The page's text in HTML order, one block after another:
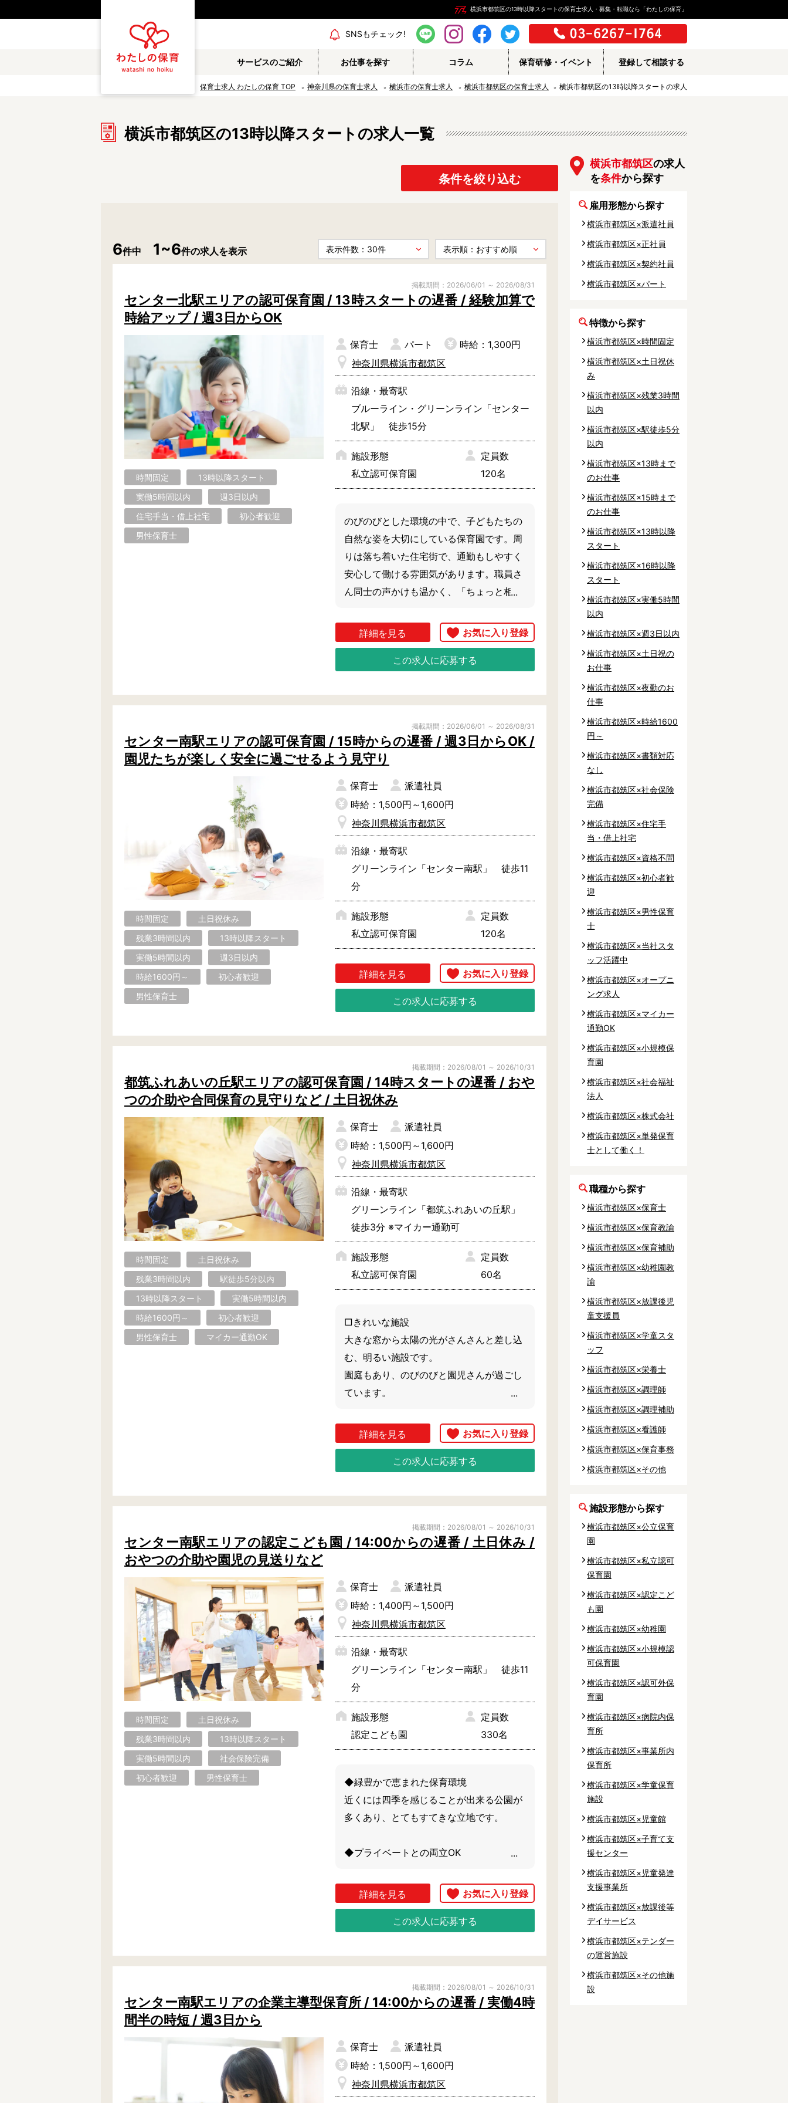
横浜市都筑区の13時以降スタートの保育士求人・募集・転職なら「わたしの保育」
SNSもチェック!
サービスのご紹介 お仕事を探す コラム 保育研修・イベント 登録して相談する
保育士求人 わたしの保育 TOP 神奈川県の保育士求人 横浜市の保育士求人 横浜市都筑区の保育士求人 横浜市都筑区の13時以降スタートの求人
横浜市都筑区の13時以降スタートの求人一覧
条件を絞り込む
6件中 1~6件の求人を表示
掲載期間：2026/06/01 ～ 2026/08/31
センター北駅エリアの認可保育園 / 13時スタートの遅番 / 経験加算で
時給アップ / 週3日からOK
時間固定
13時以降スタート
実働5時間以内
週3日以内
住宅手当・借上社宅
初心者歓迎
男性保育士
保育士 パート
時給：1,300円
神奈川県横浜市都筑区
沿線・最寄駅
ブルーライン・グリーンライン「センター
北駅」 徒歩15分
施設形態
私立認可保育園
定員数
120名
のびのびとした環境の中で、子どもたちの
自然な姿を大切にしている保育園です。周
りは落ち着いた住宅街で、通勤もしやすく
安心して働ける雰囲気があります。職員さ
ん同士の声かけも温かく、「ちょっと相談
力。子どもたちとゆったり関わりながら、
自分のペースでお仕事を続けやすい環境で
詳細を見る
この求人に応募する
掲載期間：2026/06/01 ～ 2026/08/31
センター南駅エリアの認可保育園 / 15時からの遅番 / 週3日からOK /
園児たちが楽しく安全に過ごせるよう見守り
時間固定
土日祝休み
残業3時間以内
13時以降スタート
実働5時間以内
週3日以内
時給1600円～
初心者歓迎
男性保育士
保育士
派遣社員
時給：1,500円～1,600円
神奈川県横浜市都筑区
沿線・最寄駅
グリーンライン「センター南駅」 徒歩11
分
施設形態
私立認可保育園
定員数
120名
詳細を見る
この求人に応募する
掲載期間：2026/08/01 ～ 2026/10/31
都筑ふれあいの丘駅エリアの認可保育園 / 14時スタートの遅番 / おや
つの介助や合同保育の見守りなど / 土日祝休み
時間固定
土日祝休み
残業3時間以内
駅徒歩5分以内
13時以降スタート
実働5時間以内
時給1600円～
初心者歓迎
男性保育士
マイカー通勤OK
保育士
派遣社員
時給：1,500円～1,600円
神奈川県横浜市都筑区
沿線・最寄駅
グリーンライン「都筑ふれあいの丘駅」
徒歩3分 ※マイカー通勤可
施設形態
私立認可保育園
定員数
60名
□きれいな施設
大きな窓から太陽の光がさんさんと差し込
む、明るい施設です。
園庭もあり、のびのびと園児さんが過ごし
ています。
□充実の福利厚生
有給休暇や住宅手当など他の園よりも福利
厚生が整っています。
です。
少しでも気になる方はぜひご相談ください
ませ。
詳細を見る
この求人に応募する
掲載期間：2026/08/01 ～ 2026/10/31
センター南駅エリアの認定こども園 / 14:00からの遅番 / 土日休み /
おやつの介助や園児の見送りなど
時間固定
土日祝休み
残業3時間以内
13時以降スタート
実働5時間以内
社会保険完備
初心者歓迎
男性保育士
保育士
派遣社員
時給：1,400円～1,500円
神奈川県横浜市都筑区
沿線・最寄駅
グリーンライン「センター南駅」 徒歩11
分
施設形態
認定こども園
定員数
330名
◆緑豊かで恵まれた保育環境
近くには四季を感じることが出来る公園が
多くあり、とてもすてきな立地です。
◆プライベートとの両立OK
多くおり、働きやすいと評判の保育園で
す。
派遣でお仕事をされる場合も残業が一切ご
か？
とても親切で優しい方々ばかりで、ブラン
す。
少しでも気になる方はぜひご相談ください
ね。
詳細を見る
この求人に応募する
掲載期間：2026/08/01 ～ 2026/10/31
センター南駅エリアの企業主導型保育所 / 14:00からの遅番 / 実働4時
間半の時短 / 週3日から
保育士
派遣社員
時給：1,500円～1,600円
神奈川県横浜市都筑区
横浜市都筑区の求人
を条件から探す
雇用形態から探す
横浜市都筑区×派遣社員
横浜市都筑区×正社員
横浜市都筑区×契約社員
横浜市都筑区×パート
特徴から探す
横浜市都筑区×時間固定
横浜市都筑区×土日祝休
み
横浜市都筑区×残業3時間
以内
横浜市都筑区×駅徒歩5分
以内
横浜市都筑区×13時まで
のお仕事
横浜市都筑区×15時まで
のお仕事
横浜市都筑区×13時以降
スタート
横浜市都筑区×16時以降
スタート
横浜市都筑区×実働5時間
以内
横浜市都筑区×週3日以内
横浜市都筑区×土日祝の
お仕事
横浜市都筑区×夜勤のお
仕事
横浜市都筑区×時給1600
円～
横浜市都筑区×書類対応
なし
横浜市都筑区×社会保険
完備
横浜市都筑区×住宅手
当・借上社宅
横浜市都筑区×資格不問
横浜市都筑区×初心者歓
迎
横浜市都筑区×男性保育
士
横浜市都筑区×当社スタ
ッフ活躍中
横浜市都筑区×オープニ
ング求人
横浜市都筑区×マイカー
通勤OK
横浜市都筑区×小規模保
育園
横浜市都筑区×社会福祉
法人
横浜市都筑区×株式会社
横浜市都筑区×単発保育
士として働く！
職種から探す
横浜市都筑区×保育士
横浜市都筑区×保育教諭
横浜市都筑区×保育補助
横浜市都筑区×幼稚園教
諭
横浜市都筑区×放課後児
童支援員
横浜市都筑区×学童スタ
ッフ
横浜市都筑区×栄養士
横浜市都筑区×調理師
横浜市都筑区×調理補助
横浜市都筑区×看護師
横浜市都筑区×保育事務
横浜市都筑区×その他
施設形態から探す
横浜市都筑区×公立保育
園
横浜市都筑区×私立認可
保育園
横浜市都筑区×認定こど
も園
横浜市都筑区×幼稚園
横浜市都筑区×小規模認
可保育園
横浜市都筑区×認可外保
育園
横浜市都筑区×病院内保
育所
横浜市都筑区×事業所内
保育所
横浜市都筑区×学童保育
施設
横浜市都筑区×児童館
横浜市都筑区×子育て支
援センター
横浜市都筑区×児童発達
支援事業所
横浜市都筑区×放課後等
デイサービス
横浜市都筑区×テンダー
の運営施設
横浜市都筑区×その他施
設
中区
戸塚区
港南区
綾瀬市 伊勢原市 海老名市
逗子市 茅ケ崎市 秦野市
南足柄市 大和市 三浦郡
エリア情報
保育教諭 保育補助
幼稚園教諭
その他
認可外保育園 病院内保育所
事業所内保育所
土日祝休み 残業3時間以内
駅徒歩5分以内
15時までのお仕事 13時以降スタート
週3日以内 土日祝のお仕事
書類対応なし 社会保険完備
住宅手当・借上社宅
初心者歓迎 男性保育士
マイカー通勤OK 小規模保育園
社会福祉法人
単発保育士として働く！
〜